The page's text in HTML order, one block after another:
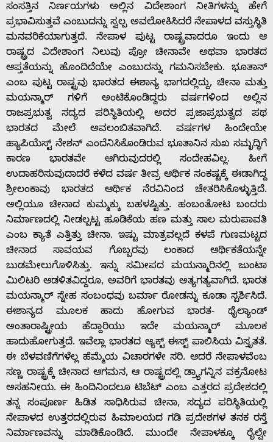
ಸಂಸತ್ತಿನ ನಿರ್ಣಯಗಳು ಅಲ್ಲಿನ ವಿದೇಶಾಂಗ ನೀತಿಗಳನ್ನು ಹೇಗೆ
ಪ್ರಭಾವಿಸುತ್ತವೆ ಎಂಬುದನ್ನು ಸ್ವಲ್ಪ ಅವಲೋಕಿಸಿದರೆ ನೇಪಾಳದ ವಸ್ತುಸ್ಥಿತಿ
ಮನವರಿಕೆಯಾಗುತ್ತದೆ. ನೇಪಾಳ ಪುಟ್ಟ ರಾಷ್ಟ್ರವಾದರೂ ಇಂದು ಆ
ರಾಷ್ಟ್ರದ ವಿದೇಶಾಂಗ ನಿಲುವು ಪ್ರೋ ಚೀನಾವೇ ಅಥವಾ ಭಾರತದ
ಆಪ್ತತೆಯನ್ನು ಹೊಂದಿದೆಯೇ ಎಂಬುದನ್ನು ಗಮನಿಸಬೇಕು. ಭೂತಾನ್
ಎಂಬ ಪುಟ್ಟ ರಾಷ್ಟ್ರವು ಭಾರತದ ಈಶಾನ್ಯ ಭಾಗದಲ್ಲಿದ್ದು, ಚೀನಾ ಮತ್ತು
ಮಯನ್ಮಾರ್ ಗಳಿಗೆ ಅಂಟಿಕೊಂಡಿದ್ದರು ವರ್ಷಗಳಿಂದ ಅಲ್ಲಿನ
ರಾಜಪ್ರಭುತ್ವ ಸದ್ಯದ ಪರಿಸ್ಥಿತಿಯಲ್ಲಿ ಅದರ ಪ್ರಜಾಪ್ರಭುತ್ವದ ಪಥ
ಭಾರತದ ಮೇಲೆ ಅವಲಂಬಿತವಾಗಿದೆ. ವರ್ಷಗಳ ಹಿಂದೇಯೇ
ಹ್ಯಾಪಿಯೆಸ್ಟ್ ನೇಶನ್ ಎಂದೆನಿಸಿಕೊಂಡಿರುವ ಭೂತಾನಿನ ಸುಖ ಸಮೃದ್ಧಿಗೆ
ಕಾರಣ ಭಾರತವೇ ಆಗಿರುವುದರಲ್ಲಿ ಸಂದೇಹವಿಲ್ಲ. ಹೀಗೆ
ಉದಾಹರಿಸುವುದಾದರೆ ಕಳೆದ ವರ್ಷ ತೀವ್ರ ಆರ್ಥಿಕ ಸಂಕಷ್ಟಕ್ಕೆ ಈಡಾಗಿದ್ದ
ಶ್ರೀಲಂಕಾವು ಭಾರತದ ಆರ್ಥಿಕ ನೆರವಿನಿಂದ ಚೇತರಿಸಿಕೊಳ್ಳುತ್ತಿದೆ.
ಅಲ್ಲಿಯೂ ಚೀನಾದ ಕುಮ್ಮಕ್ಕು ಬಹಳಷ್ಟಿತ್ತು. ಹಂಬಂತೋಟ ಬಂದರು
ನಿರ್ಮಾಣದಲ್ಲಿ ನೀಡಲ್ಪಟ್ಟ ಹೂಡಿಕೆಯ ಹಣ ಮತ್ತು ಸಾಲ ಮರುಪಾವತಿ
ಎಂಬ ಕ್ಯಾತೆ ಎತ್ತಿತ್ತು ಚೀನಾ. ಇಷ್ಟು ಮಾತ್ರವಲ್ಲದೆ ಕಳಪೆ ಗುಣಮಟ್ಟದ
ಚೀನಾದ ಸಾವಯವ ಗೊಬ್ಬರವು ಲಂಕಾದ ಆರ್ಥಿಕತೆಯನ್ನೇ
ಬುಡಮೇಲುಗೊಳಿಸಿತ್ತು. ಇನ್ನು ಸಮೀಪದ ಮಯನ್ಮಾರಿನಲ್ಲಿ ಜುಂಟಾ
ಮಿಲಿಟರಿ ಆಡಳಿತವಿದ್ದರೂ, ಅವರಿಗೆ ಭಾರತವು ಅತ್ಯಗತ್ಯವಾಗಿದೆ. ಭಾರತ
ಮಯನ್ಮಾರ್ ಸ್ನೇಹ ಸಂಬಂಧವು ಬರ್ಮಾ ರೋಡನ್ನು ಕೂಡಾ ಸ್ಪರ್ಶಿಸಿದೆ.
ಈಶಾನ್ಯದ ಮೂಲಕ ಹಾದು ಹೋಗುವ ಭಾರತ- ಥೈಲ್ಯಾಂಡ್
ಅಂತಾರಾಷ್ಟ್ರೀಯ ಹೆದ್ದಾರಿಯು ಇದೇ ಮಯನ್ಮಾರ್ ಮೂಲಕ
ಹಾದುಹೋಗುತ್ತದೆ. ಇವೆಲ್ಲಾ ಭಾರತದ ಆ್ಯಕ್ಟ್ ಈಸ್ಟ್ ಪಾಲಿಸಿಯ ವಿಸ್ತೃತತೆ.
ಈ ಬೆಳವಣಿಗೆಗಳೆಲ್ಲ ಹೆಮ್ಮೆಯ ವಿಚಾರಗಳೇ ಸರಿ. ಆದರೆ ನೇಪಾಳವೆಂಬ
ಸಣ್ಣ ರಾಷ್ಟ್ರಕ್ಕೆ ಚೀನಾದ ಆಗಮನ, ಆ ರಾಷ್ಟ್ರದಲ್ಲಿ ಡ್ರ್ಯಾಗನ್ನಿನ ವಕ್ರನೋಟ
ಅಸಹನೀಯ. ಈ ಹಿಂದಿನಿಂದಲೂ ಟಿಬೆಟ್ ಎಂಬ ಎತ್ತರದ ಪ್ರದೇಶದಲ್ಲಿ
ತನ್ನ ಸಂಪೂರ್ಣ ಹಿಡಿತ ಸಾಧಿಸಿರುವ ಚೀನಾ, ಸದ್ಯದ ಪರಿಸ್ಥಿತಿಯಲ್ಲಿ
ನೇಪಾಳದ ಉತ್ತರದಲ್ಲಿರುವ ಹಿಮಾಲಯದ ಗಡಿ ಪ್ರದೇಶಗಳ ತನಕ ರಸ್ತೆ
ನಿರ್ಮಾಣವನ್ನು ಮಾಡಿಕೊಂಡಿದೆ. ಮುಂದೇ ನೇಪಾಳಕ್ಕೂ ರೈಲ್ವೇ